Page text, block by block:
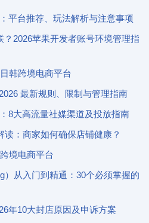
平台推荐、玩法解析与注意事项
2026苹果开发者账号环境管理指
韩跨境电商平台
最新规则、限制与管理指南
8大高流量社媒渠道及投放指南
读：商家如何确保店铺健康？
境电商平台
）从入门到精通：30个必须掌握的
年10大封店原因及申诉方案